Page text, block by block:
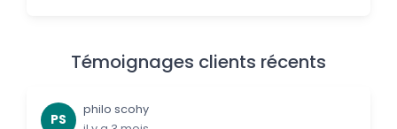
Témoignages clients récents
PS
philo scohy